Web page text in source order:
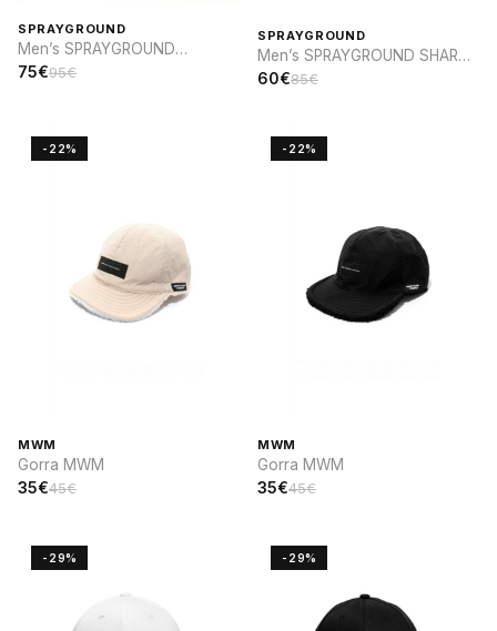
SPRAYGROUND
Men’s SPRAYGROUND
PERSONAJES DIBUJOS
75€95€
SPRAYGROUND
Men’s SPRAYGROUND SHARK
CENTRAL INFINITY SWIM
60€85€
-22%
MWM
Gorra MWM
35€45€
-22%
MWM
Gorra MWM
35€45€
-29% -29%